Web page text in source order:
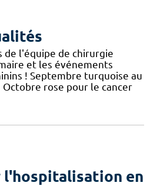
de l'équipe de chirurgie
et les événements
! Septembre turquoise au
Octobre rose pour le cancer
l'hospitalisation en